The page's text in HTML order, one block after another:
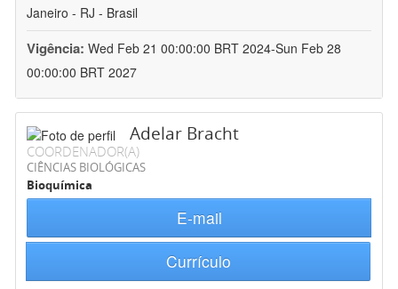
Janeiro - RJ - Brasil
Vigência: Wed Feb 21 00:00:00 BRT 2024-Sun Feb 28
00:00:00 BRT 2027
Adelar Bracht
COORDENADOR(A)
CIÊNCIAS BIOLÓGICAS
Bioquímica
E-mail
Currículo